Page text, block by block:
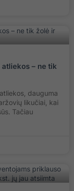
– ne tik
dauguma
likučiai, kai
Tačiau